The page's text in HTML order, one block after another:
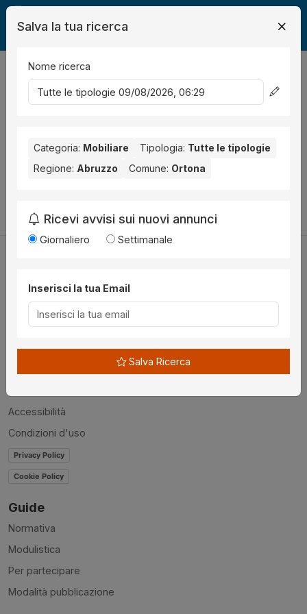
Legalmente Mobili
risultati Ordina per
risultato per la Provincia selezionata:Chieti.
Prova a modificare i parametri di ricerca:
Utilità
Chi siamo
Disclaimer
Accessibilità
Condizioni d'uso
Privacy Policy
Cookie Policy
Guide
Normativa
Modulistica
Per partecipare
Modalità pubblicazione
Salva la tua ricerca
Nome ricerca
Categoria: Mobiliare Tipologia: Tutte le tipologie
Regione: Abruzzo Comune: Ortona
Ricevi avvisi sui nuovi annunci
Giornaliero Settimanale
Inserisci la tua Email
Salva Ricerca